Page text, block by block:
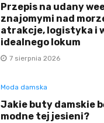
Przepis na udany
znajomymi nad
atrakcje, logistyka i
idealnego lokum
7 sierpnia 2026
Moda damska
Jakie buty damskie
modne tej jesieni?